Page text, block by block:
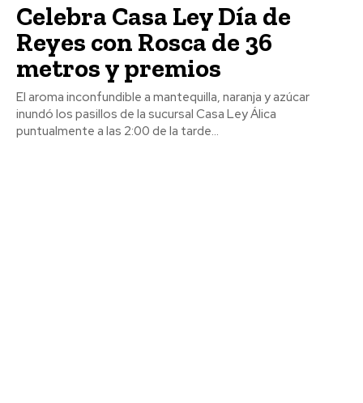
Celebra Casa Ley Día de
Reyes con Rosca de 36
metros y premios
El aroma inconfundible a mantequilla, naranja y azúcar
inundó los pasillos de la sucursal Casa Ley Álica
puntualmente a las 2:00 de la tarde...